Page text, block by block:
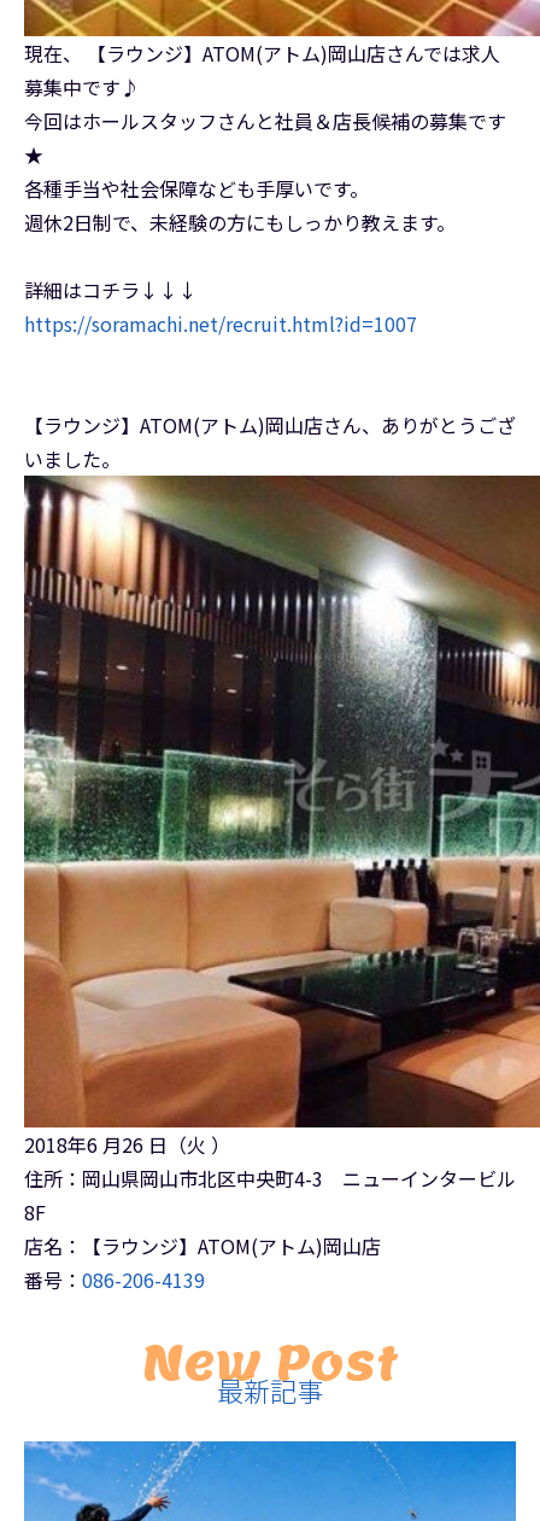
現在、 【ラウンジ】ATOM(アトム)岡山店さんでは求人
募集中です♪
今回はホールスタッフさんと社員＆店長候補の募集です
★
各種手当や社会保障なども手厚いです。
週休2日制で、未経験の方にもしっかり教えます。
詳細はコチラ↓↓↓
https://soramachi.net/recruit.html?id=1007
【ラウンジ】ATOM(アトム)岡山店さん、ありがとうござ
いました。
2018年6 月26 日（火 ）
住所：岡山県岡山市北区中央町4-3 ニューインタービル
8F
店名：【ラウンジ】ATOM(アトム)岡山店
番号： 086-206-4139
New Post
最新記事